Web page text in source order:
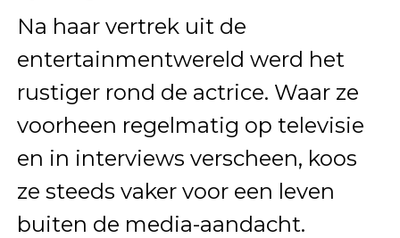
Na haar vertrek uit de
entertainmentwereld werd het
rustiger rond de actrice. Waar ze
voorheen regelmatig op televisie
en in interviews verscheen, koos
ze steeds vaker voor een leven
buiten de media-aandacht.